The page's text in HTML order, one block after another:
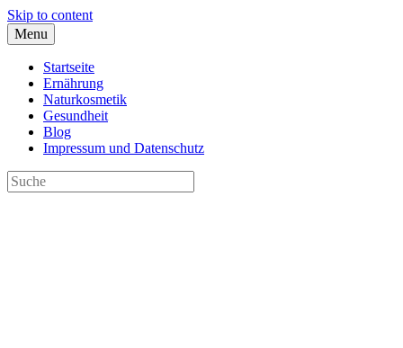
Skip to content
Menu
Startseite
Ernährung
Naturkosmetik
Gesundheit
Blog
Impressum und Datenschutz